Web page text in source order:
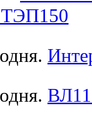
ТЭП150